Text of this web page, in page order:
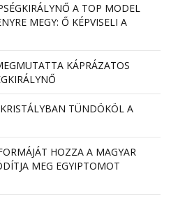
A TOP MODEL
MEGY: Ő KÉPVISELI A
KÁPRÁZATOS
TÜNDÖKÖL A
HOZZA A MAGYAR
MEG EGYIPTOMOT